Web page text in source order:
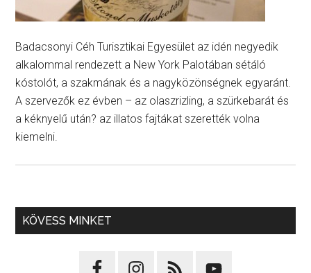
Badacsonyi Céh Turisztikai Egyesület az idén negyedik
alkalommal rendezett a New York Palotában sétáló
kóstolót, a szakmának és a nagyközönségnek egyaránt.
A szervezők ez évben – az olaszrizling, a szürkebarát és
a kéknyelű után? az illatos fajtákat szerették volna
kiemelni.
KÖVESS MINKET